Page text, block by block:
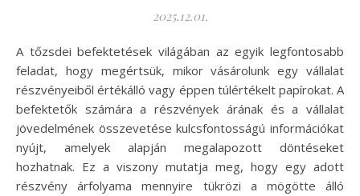
2025.12.01.
A tőzsdei befektetések világában az egyik legfontosabb
feladat, hogy megértsük, mikor vásárolunk egy vállalat
részvényeiből értékálló vagy éppen túlértékelt papírokat. A
befektetők számára a részvények árának és a vállalat
jövedelmének összevetése kulcsfontosságú információkat
nyújt, amelyek alapján megalapozott döntéseket
hozhatnak. Ez a viszony mutatja meg, hogy egy adott
részvény árfolyama mennyire tükrözi a mögötte álló